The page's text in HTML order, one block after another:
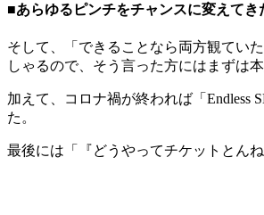
■あらゆるピンチをチャンスに変えて
そして、「できることなら両方観てい
しゃるので、そう言った方にはまずは
加えて、コロナ禍が終われば「Endless
た。
最後には「『どうやってチケットとん